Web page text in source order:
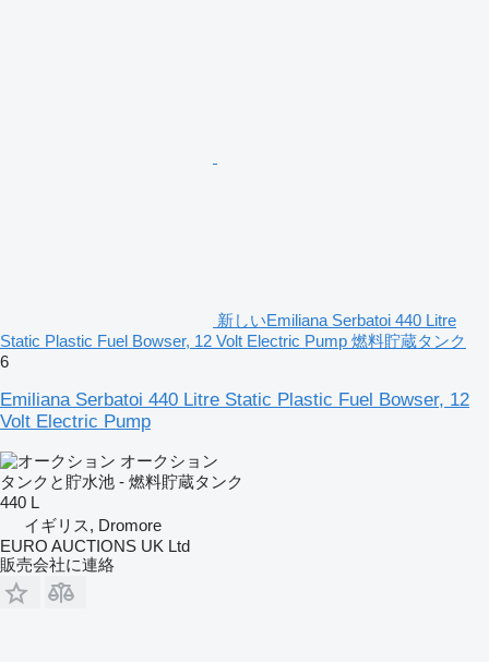
新しいEmiliana Serbatoi 440 Litre
Static Plastic Fuel Bowser, 12 Volt Electric Pump 燃料貯蔵タンク
6
Emiliana Serbatoi 440 Litre Static Plastic Fuel Bowser, 12
Volt Electric Pump
オークション
タンクと貯水池 - 燃料貯蔵タンク
440 L
イギリス, Dromore
EURO AUCTIONS UK Ltd
販売会社に連絡